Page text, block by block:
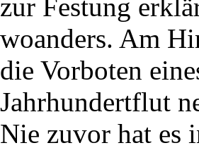
zur Festung
woanders. Am
die Vorboten
Jahrhundertflut
Nie zuvor hat es